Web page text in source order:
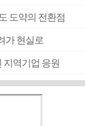
도약의 전환점
가 현실로
역기업 응원